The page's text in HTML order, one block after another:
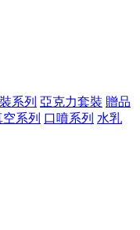
系列 亞克力套裝 贈品
空系列 口噴系列 水乳